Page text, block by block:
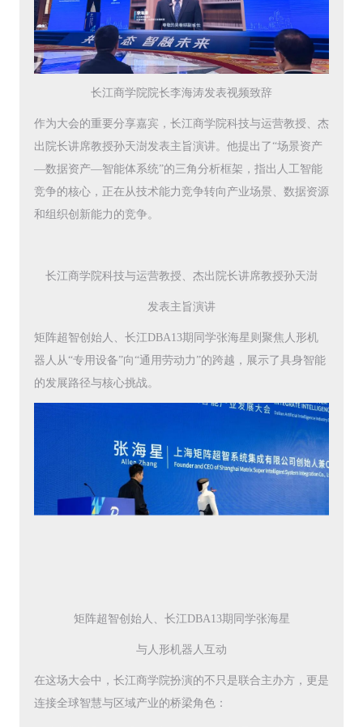
长江商学院院长李海涛发表视频致辞
作为大会的重要分享嘉宾，长江商学院科技与运营教授、杰
出院长讲席教授孙天澍发表主旨演讲。他提出了“场景资产
—数据资产—智能体系统”的三角分析框架，指出人工智能
竞争的核心，正在从技术能力竞争转向产业场景、数据资源
和组织创新能力的竞争。
长江商学院科技与运营教授、杰出院长讲席教授孙天澍
发表主旨演讲
矩阵超智创始人、长江DBA13期同学张海星则聚焦人形机
器人从“专用设备”向“通用劳动力”的跨越，展示了具身智能
的发展路径与核心挑战。
矩阵超智创始人、长江DBA13期同学张海星
与人形机器人互动
在这场大会中，长江商学院扮演的不只是联合主办方，更是
连接全球智慧与区域产业的桥梁角色：